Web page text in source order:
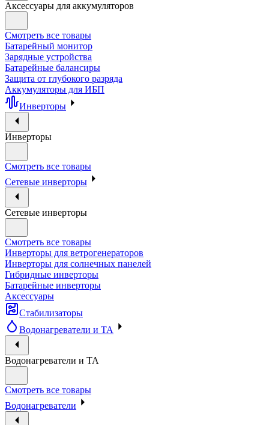
Аксессуары для аккумуляторов
Смотреть все товары
Батарейный монитор
Зарядные устройства
Батарейные балансиры
Защита от глубокого разряда
Аккумуляторы для ИБП
Инверторы
Инверторы
Смотреть все товары
Сетевые инверторы
Сетевые инверторы
Смотреть все товары
Инверторы для ветрогенераторов
Инверторы для солнечных панелей
Гибридные инверторы
Батарейные инверторы
Аксессуары
Стабилизаторы
Водонагреватели и ТА
Водонагреватели и ТА
Смотреть все товары
Водонагреватели